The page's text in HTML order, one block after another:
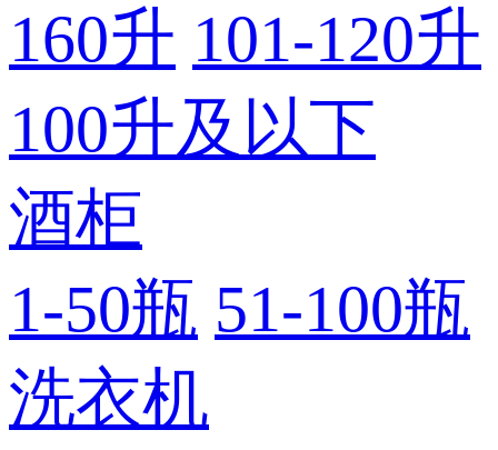
160升 101-120升
100升及以下
酒柜
1-50瓶 51-100瓶
洗衣机